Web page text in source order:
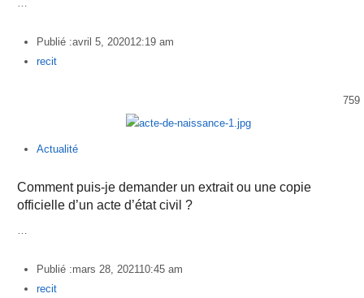
…
Publié :avril 5, 202012:19 am
Author
recit
759
Actualité
Comment puis-je demander un extrait ou une copie
officielle d’un acte d’état civil ?
…
Publié :mars 28, 202110:45 am
Author
recit